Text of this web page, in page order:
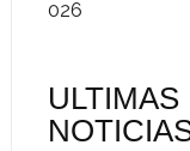
026
ULTIMAS